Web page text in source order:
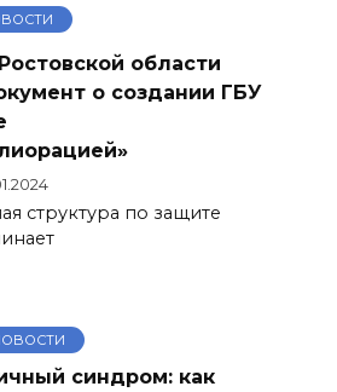
области
о создании ГБУ
структура по защите
синдром: как